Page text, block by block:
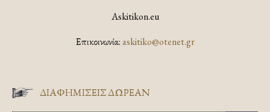
Askitikon.eu
Επικοινωνία:askitiko@otenet.gr
ΔΙΑΦΗΜΊΣΕΙΣ ΔΩΡΕΆΝ